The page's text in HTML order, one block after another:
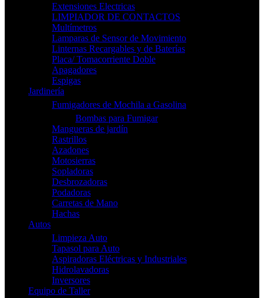
Extensiones Electricas
LIMPIADOR DE CONTACTOS
Multímetros
Lamparas de Sensor de Movimiento
Linternas Recargables y de Baterías
Placa/ Tomacorriente Doble
Apagadores
Espigas
Jardinería
Fumigadores de Mochila a Gasolina
Bombas para Fumigar
Mangueras de jardín
Rastrillos
Azadones
Motosierras
Sopladoras
Desbrozadoras
Podadoras
Carretas de Mano
Hachas
Autos
Limpieza Auto
Tapasol para Auto
Aspiradoras Eléctricas y Industriales
Hidrolavadoras
Inversores
Equipo de Taller